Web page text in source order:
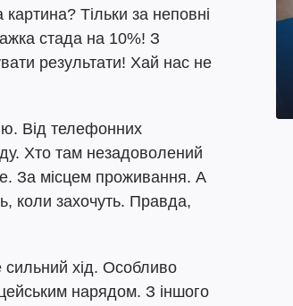
Тільки за неповні
стада на 10%! З
результати! Хай нас не
Від телефонних
Хто там незадоволений
За місцем проживання. А
коли захочуть. Правда,
сильний хід. Особливо
нарядом. З іншого